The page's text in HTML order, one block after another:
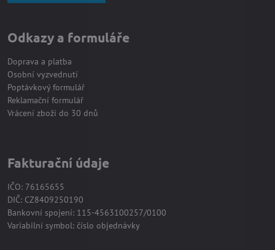
Odkazy a formuláře
Doprava a platba
Osobní vyzvednutí
Poptávkový formulář
Reklamační formulář
Vrácení zboží do 30 dnů
Fakturační údaje
IČO: 76165655
DIČ: CZ8409250190
Bankovní spojení: 115-4563100257/0100
Variabilní symbol: číslo objednávky